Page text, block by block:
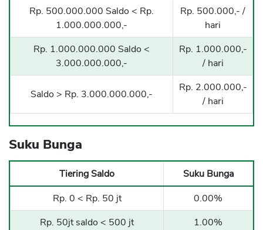
Rp. 500.000.000 Saldo < Rp.
1.000.000.000,-
Rp. 500.000,- /
hari
Rp. 1.000.000.000 Saldo <
3.000.000.000,-
Rp. 1.000.000,-
/ hari
Saldo > Rp. 3.000.000.000,-
Rp. 2.000.000,-
/ hari
Suku Bunga
Tiering Saldo
Suku Bunga
Rp. 0 < Rp. 50 jt
0.00%
Rp. 50jt saldo < 500 jt
1.00%